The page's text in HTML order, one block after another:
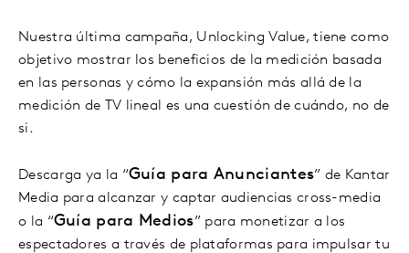
Nuestra última campaña, Unlocking Value, tiene como
objetivo mostrar los beneficios de la medición basada
en las personas y cómo la expansión más allá de la
medición de TV lineal es una cuestión de cuándo, no de
si.
Descarga ya la “Guía para Anunciantes” de Kantar
Media para alcanzar y captar audiencias cross-media
o la “Guía para Medios” para monetizar a los
espectadores a través de plataformas para impulsar tu